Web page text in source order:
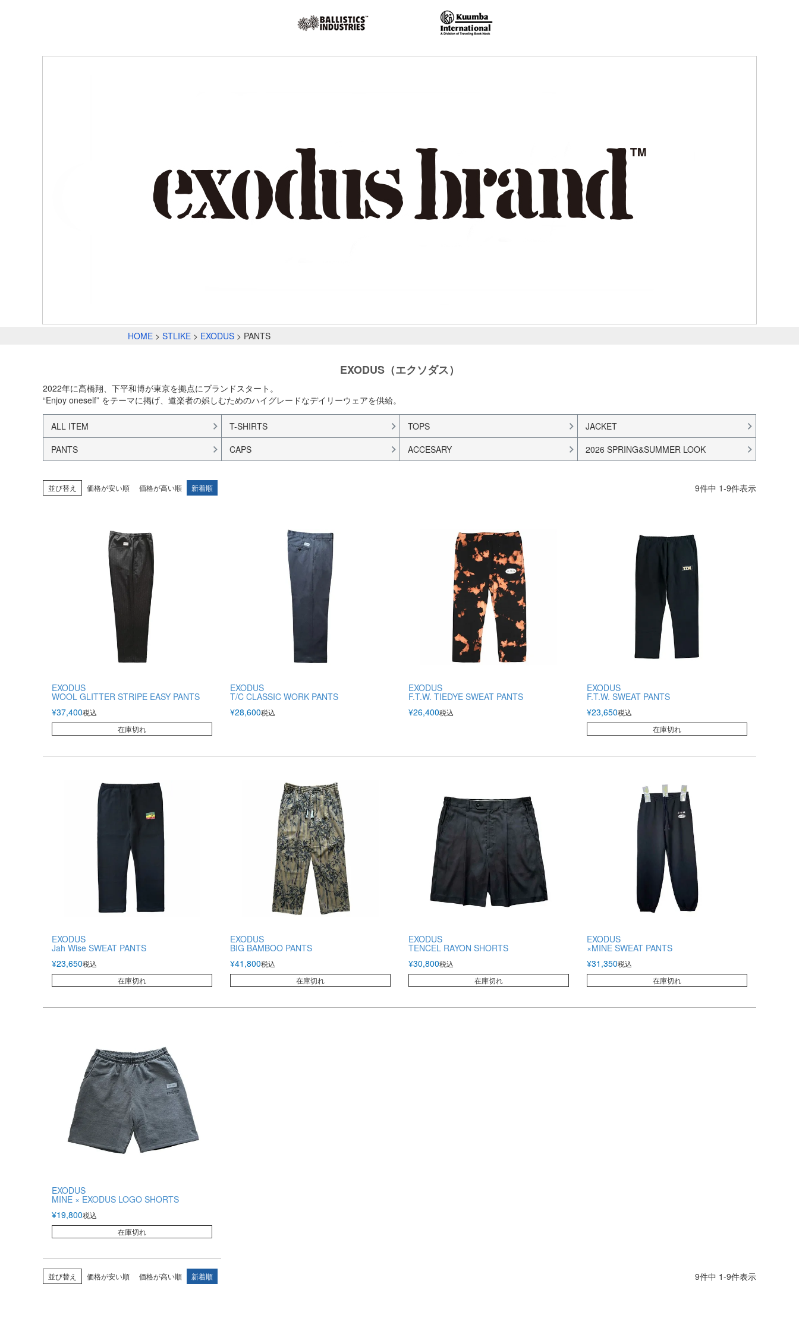
HOME STLIKE EXODUS PANTS
EXODUS（エクソダス）
2022年に髙橋翔、下平和博が東京を拠点にブランドスタート。
“Enjoy oneself” をテーマに掲げ、道楽者の娯しむためのハイグレードなデイリーウェアを供給。
ALL ITEM T-SHIRTS TOPS
JACKET
PANTS
CAPS ACCESARY 2026 SPRING&SUMMER LOOK
並び替え 価格が安い順 価格が高い順 新着順 9件中 1-9件表示
EXODUS
WOOL GLITTER STRIPE EASY PANTS
¥37,400税込
在庫切れ
EXODUS
T/C CLASSIC WORK PANTS
¥28,600税込
EXODUS
F.T.W. TIEDYE SWEAT PANTS
¥26,400税込
EXODUS
F.T.W. SWEAT PANTS
¥23,650税込
在庫切れ
EXODUS
Jah Wise SWEAT PANTS
¥23,650税込
在庫切れ
EXODUS
BIG BAMBOO PANTS
¥41,800税込
在庫切れ
EXODUS
TENCEL RAYON SHORTS
¥30,800税込
在庫切れ
EXODUS
×MINE SWEAT PANTS
¥31,350税込
在庫切れ
EXODUS
MINE × EXODUS LOGO SHORTS
¥19,800税込
在庫切れ
並び替え 価格が安い順 価格が高い順 新着順 9件中 1-9件表示